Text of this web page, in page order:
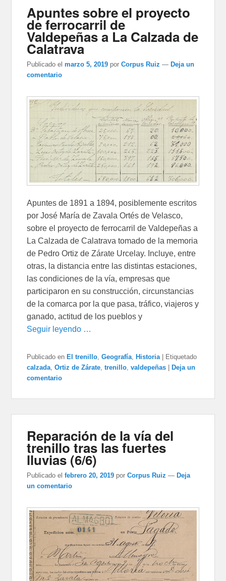
Apuntes sobre el proyecto
de ferrocarril de
Valdepeñas a La Calzada de
Calatrava
Publicado el marzo 5, 2019 porCorpus Ruiz —Deja un
comentario
Apuntes de 1891 a 1894, posiblemente escritos
por José María de Zavala Ortés de Velasco,
sobre el proyecto de ferrocarril de Valdepeñas a
La Calzada de Calatrava tomado de la memoria
de Pedro Ortiz de Zárate Urcelay. Incluye, entre
otras, la distancia entre las distintas estaciones,
las condiciones de la vía, empresas que
participaron en su construcción, circunstancias
de la comarca por la que pasa, tráfico, viajeros y
ganado, actitud de los pueblos y
Seguir leyendo …
Publicado en El trenillo ,Geografía Historia
Etiquetado
calzada ,Ortiz de Zárate ,trenillo ,valdepeñas
Deja un
comentario
Reparación de la vía del
trenillo tras las fuertes
lluvias (6/6)
Publicado el febrero 20, 2019 porCorpus Ruiz —Deja
un comentario